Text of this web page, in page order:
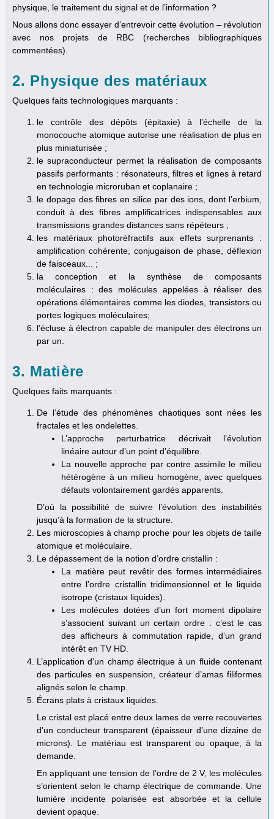
physique, le traitement du signal et de l’information ?
Nous allons donc essayer d’entrevoir cette évolution – révolution
avec nos projets de RBC (recherches bibliographiques
commentées).
2. Physique des matériaux
Quelques faits technologiques marquants :
le contrôle des dépôts (épitaxie) à l’échelle de la
monocouche atomique autorise une réalisation de plus en
plus miniaturisée ;
le supraconducteur permet la réalisation de composants
passifs performants : résonateurs, filtres et lignes à retard
en technologie microruban et coplanaire ;
le dopage des fibres en silice par des ions, dont l’erbium,
conduit à des fibres amplificatrices indispensables aux
transmissions grandes distances sans répéteurs ;
les matériaux photoréfractifs aux effets surprenants :
amplification cohérente, conjugaison de phase, déflexion
de faisceaux... ;
la conception et la synthèse de composants
moléculaires : des molécules appelées à réaliser des
opérations élémentaires comme les diodes, transistors ou
portes logiques moléculaires;
l’écluse à électron capable de manipuler des électrons un
par un.
3. Matière
Quelques faits marquants :
De l’étude des phénomènes chaotiques sont nées les
fractales et les ondelettes.
L’approche perturbatrice décrivait l’évolution
linéaire autour d’un point d’équilibre.
La nouvelle approche par contre assimile le milieu
hétérogène à un milieu homogène, avec quelques
défauts volontairement gardés apparents.
D’où la possibilité de suivre l’évolution des instabilités
jusqu’à la formation de la structure.
Les microscopies à champ proche pour les objets de taille
atomique et moléculaire.
Le dépassement de la notion d’ordre cristallin :
La matière peut revêtir des formes intermédiaires
entre l’ordre cristallin tridimensionnel et le liquide
isotrope (cristaux liquides).
Les molécules dotées d’un fort moment dipolaire
s’associent suivant un certain ordre : c’est le cas
des afficheurs à commutation rapide, d’un grand
intérêt en TV HD.
L’application d’un champ électrique à un fluide contenant
des particules en suspension, créateur d’amas filiformes
alignés selon le champ.
Écrans plats à cristaux liquides.
Le cristal est placé entre deux lames de verre recouvertes
d’un conducteur transparent (épaisseur d’une dizaine de
microns). Le matériau est transparent ou opaque, à la
demande.
En appliquant une tension de l’ordre de 2 V, les molécules
s’orientent selon le champ électrique de commande. Une
lumière incidente polarisée est absorbée et la cellule
devient opaque.